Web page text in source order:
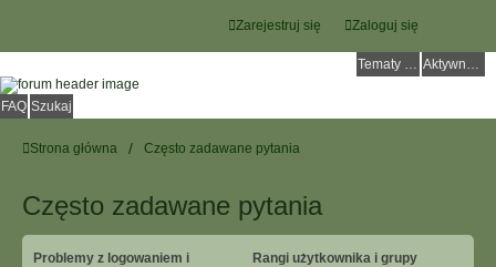
Zaloguj się
Zarejestruj się
Tematy bez odpowiedzi Aktywne tematy
FAQ Szukaj
Strona główna Często zadawane pytania
Często zadawane pytania
Problemy z logowaniem i
Rangi użytkownika i grupy